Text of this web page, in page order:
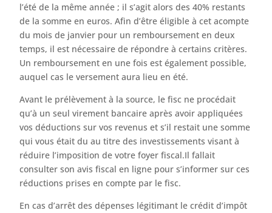
l’été de la même année ; il s’agit alors des 40% restants
de la somme en euros. Afin d’être éligible à cet acompte
du mois de janvier pour un remboursement en deux
temps, il est nécessaire de répondre à certains critères.
Un remboursement en une fois est également possible,
auquel cas le versement aura lieu en été.
Avant le prélèvement à la source, le fisc ne procédait
qu’à un seul virement bancaire après avoir appliquées
vos déductions sur vos revenus et s’il restait une somme
qui vous était du au titre des investissements visant à
réduire l’imposition de votre foyer fiscal.Il fallait
consulter son avis fiscal en ligne pour s’informer sur ces
réductions prises en compte par le fisc.
En cas d’arrêt des dépenses légitimant le crédit d’impôt